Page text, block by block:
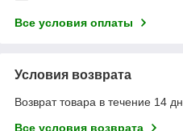
Все условия оплаты
Условия возврата
Возврат товара в течение 14
Все условия возврата